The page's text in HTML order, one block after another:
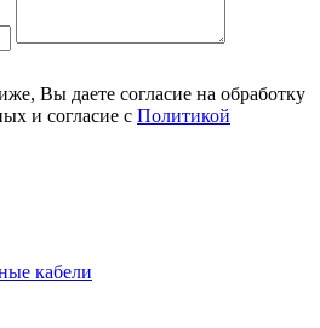
Вы даете согласие на обработку
и согласие с Политикой
кабели